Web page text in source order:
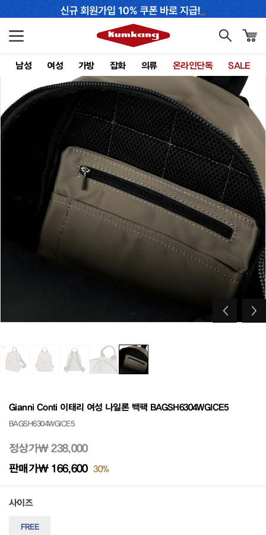
남성 여성 가방 잡화 의류 온라인단독 SALE
Gianni Conti 이태리 여성 나일론 백팩 BAGSH6304WGICE5
BAGSH6304WGICE5
정상가₩ 238,000
판매가₩ 166,600 30%
사이즈
FREE